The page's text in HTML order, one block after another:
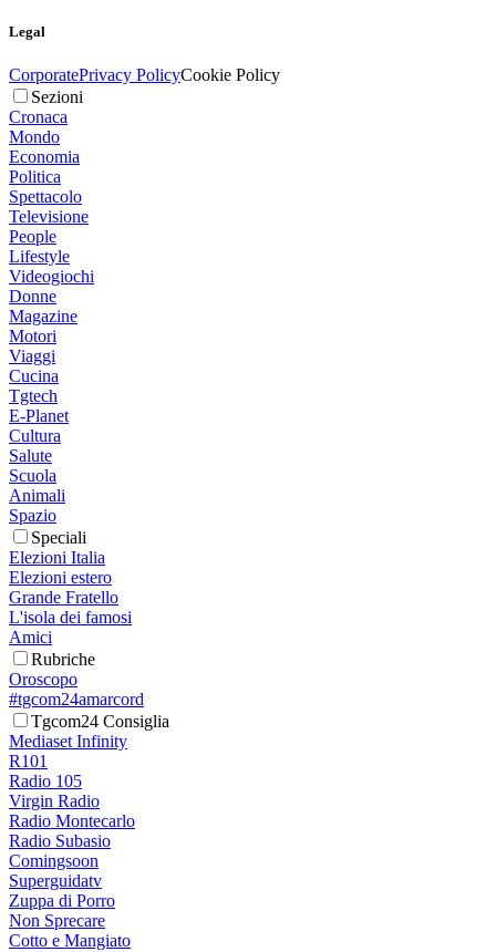
Legal
CorporatePrivacy PolicyCookie Policy
Sezioni
Cronaca
Mondo
Economia
Politica
Spettacolo
Televisione
People
Lifestyle
Videogiochi
Donne
Magazine
Motori
Viaggi
Cucina
Tgtech
E-Planet
Cultura
Salute
Scuola
Animali
Spazio
Speciali
Elezioni Italia
Elezioni estero
Grande Fratello
L'isola dei famosi
Amici
Rubriche
Oroscopo
#tgcom24amarcord
Tgcom24 Consiglia
Mediaset Infinity
R101
Radio 105
Virgin Radio
Radio Montecarlo
Radio Subasio
Comingsoon
Superguidatv
Zuppa di Porro
Non Sprecare
Cotto e Mangiato